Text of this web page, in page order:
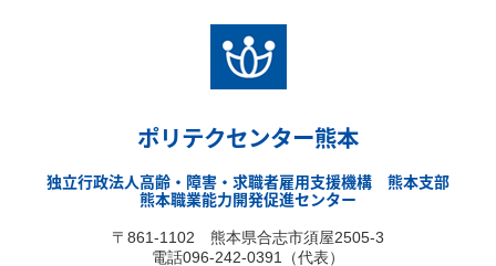
ポリテクセンター熊本
独立行政法人高齢・障害・求職者雇用支援機構 熊本支部
熊本職業能力開発促進センター
〒861-1102 熊本県合志市須屋2505-3
電話096-242-0391（代表）